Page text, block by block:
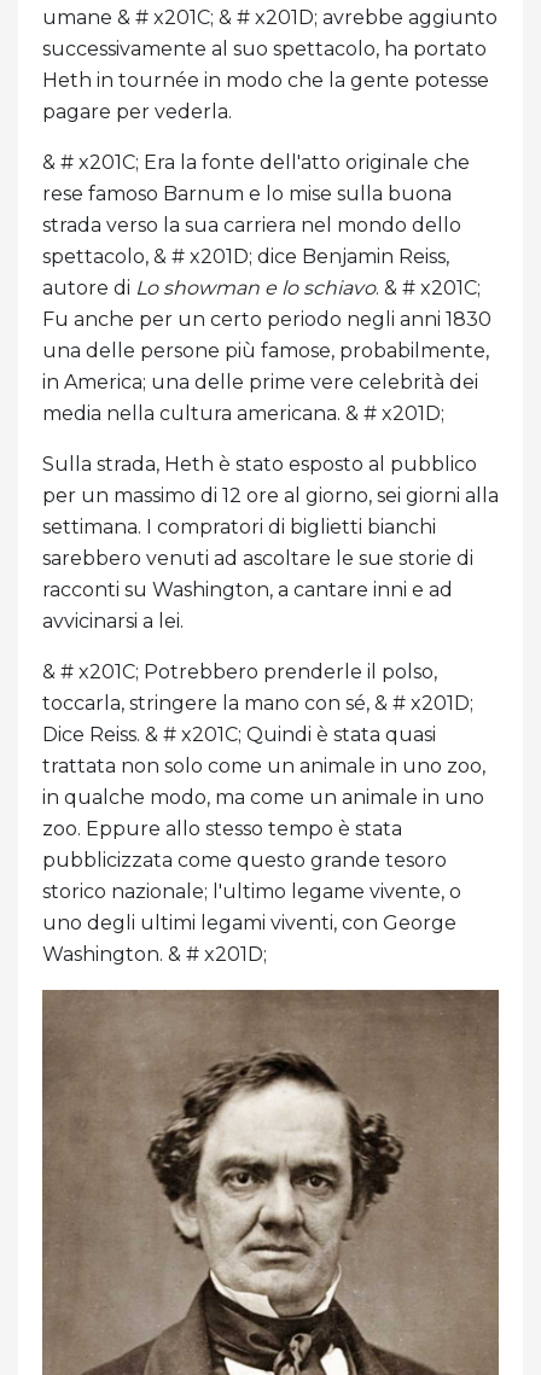
umane & # x201C; & # x201D; avrebbe aggiunto
successivamente al suo spettacolo, ha portato
Heth in tournée in modo che la gente potesse
pagare per vederla.
& # x201C; Era la fonte dell'atto originale che
rese famoso Barnum e lo mise sulla buona
strada verso la sua carriera nel mondo dello
spettacolo, & # x201D; dice Benjamin Reiss,
autore di Lo showman e lo schiavo. & # x201C;
Fu anche per un certo periodo negli anni 1830
una delle persone più famose, probabilmente,
in America; una delle prime vere celebrità dei
media nella cultura americana. & # x201D;
Sulla strada, Heth è stato esposto al pubblico
per un massimo di 12 ore al giorno, sei giorni alla
settimana. I compratori di biglietti bianchi
sarebbero venuti ad ascoltare le sue storie di
racconti su Washington, a cantare inni e ad
avvicinarsi a lei.
& # x201C; Potrebbero prenderle il polso,
toccarla, stringere la mano con sé, & # x201D;
Dice Reiss. & # x201C; Quindi è stata quasi
trattata non solo come un animale in uno zoo,
in qualche modo, ma come un animale in uno
zoo. Eppure allo stesso tempo è stata
pubblicizzata come questo grande tesoro
storico nazionale; l'ultimo legame vivente, o
uno degli ultimi legami viventi, con George
Washington. & # x201D;